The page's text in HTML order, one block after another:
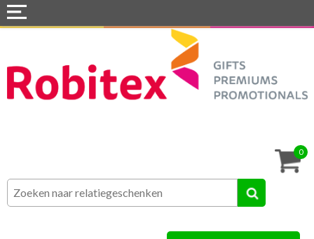
0
Webshops
Textiel